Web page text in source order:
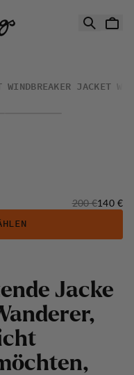
JACKET W
Originalpreis:
200 €140 €
Jacke